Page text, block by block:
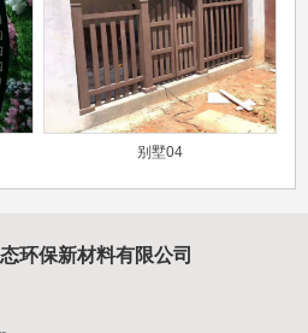
别墅04
环保新材料有限公司